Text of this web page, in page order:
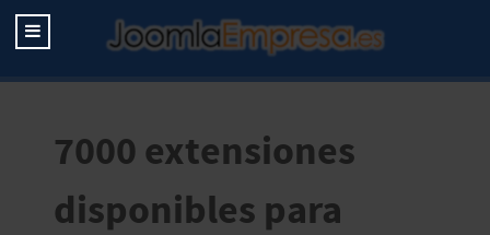
7000 extensiones
disponibles para